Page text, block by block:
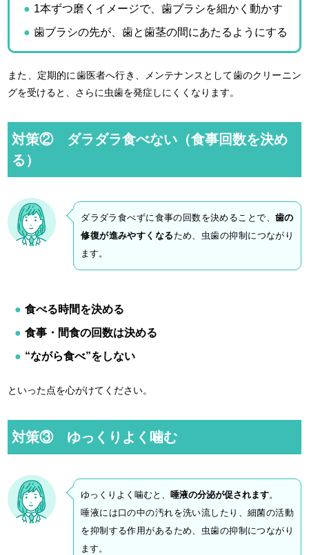
1本ずつ磨くイメージで、歯ブラシを細かく動かす
歯ブラシの先が、歯と歯茎の間にあたるようにする
また、定期的に歯医者へ行き、メンテナンスとして歯のクリーニン
グを受けると、さらに虫歯を発症しにくくなります。
対策② ダラダラ食べない（食事回数を決め
る）
ダラダラ食べずに食事の回数を決めることで、 歯の
修復が進みやすくなる ため、虫歯の抑制につながり
ます。
食べる時間を決める
食事・間食の回数は決める
“ながら食べ”をしない
といった点を心がけてください。
対策③ ゆっくりよく噛む
ゆっくりよく噛むと、唾液の分泌が促されます。
唾液には口の中の汚れを洗い流したり、細菌の活動
を抑制する作用があるため、虫歯の抑制につながり
ます。